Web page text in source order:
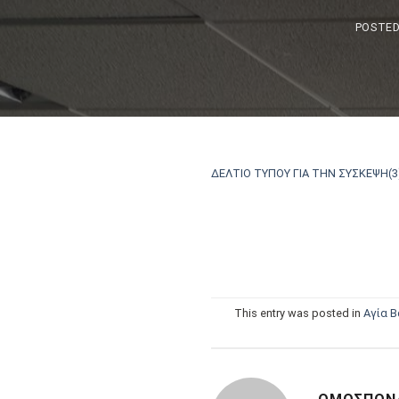
ΔΕΛΤΙΟ ΤΥΠΟΥ ΓΙΑ ΤΗΝ
This entry was posted in Αγία